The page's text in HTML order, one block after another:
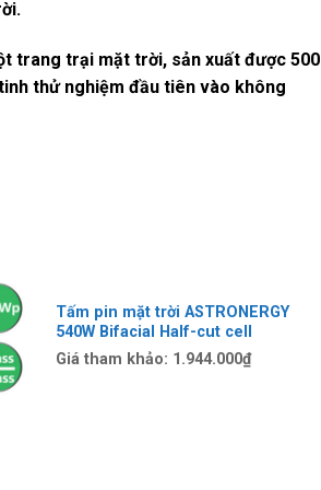
trang trại mặt trời, sản xuất được 500
thử nghiệm đầu tiên vào không
Tấm pin mặt trời ASTRONERGY
540W Bifacial Half-cut cell
Giá tham khảo: 1.944.000₫